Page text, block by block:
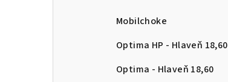
Mobilchoke
Optima HP - Hlaveň 18,60
Optima - Hlaveň 18,60